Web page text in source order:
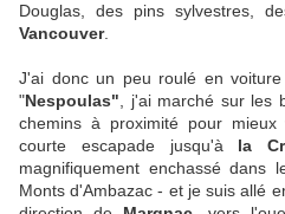
Douglas, des pins sylvestres,
Vancouver.
J'ai donc un peu roulé en
"Nespoulas" , j'ai marché sur les
chemins à proximité pour
courte escapade jusqu'à la
magnifiquement enchassé dans
Monts d'Ambazac - et je suis allé